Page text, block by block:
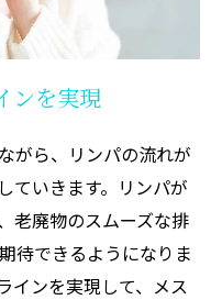
ンを実現
がら、リンパの流れが
ていきます。リンパが
老廃物のスムーズな排
待できるようになりま
インを実現して、メス